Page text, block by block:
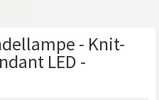
- Knit-
LED -